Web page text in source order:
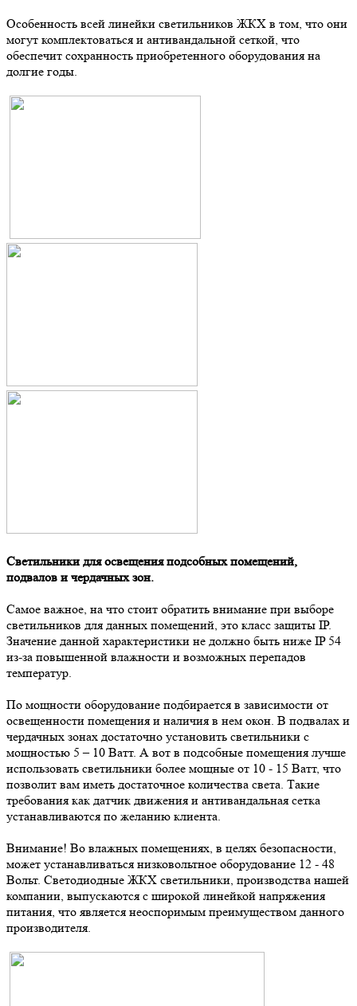
Особенность всей линейки светильников ЖКХ в том, что они
могут комплектоваться и антивандальной сеткой, что
обеспечит сохранность приобретенного оборудования на
долгие годы.
Светильники для освещения подсобных помещений,
подвалов и чердачных зон.
Самое важное, на что стоит обратить внимание при выборе
светильников для данных помещений, это класс защиты IР.
Значение данной характеристики не должно быть ниже IP 54
из-за повышенной влажности и возможных перепадов
температур.
По мощности оборудование подбирается в зависимости от
освещенности помещения и наличия в нем окон. В подвалах и
чердачных зонах достаточно установить светильники с
мощностью 5 – 10 Ватт. А вот в подсобные помещения лучше
использовать светильники более мощные от 10 - 15 Ватт, что
позволит вам иметь достаточное количества света. Такие
требования как датчик движения и антивандальная сетка
устанавливаются по желанию клиента.
Внимание! Во влажных помещениях, в целях безопасности,
может устанавливаться низковольтное оборудование 12 - 48
Вольт. Светодиодные ЖКХ светильники, производства нашей
компании, выпускаются с широкой линейкой напряжения
питания, что является неоспоримым преимуществом данного
производителя.